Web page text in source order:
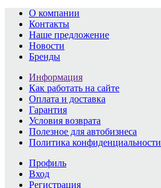
О компании
Контакты
Наше предложение
Новости
Бренды
Информация
Как работать на сайте
Оплата и доставка
Гарантия
Условия возврата
Полезное для автобизнеса
Политика конфиденциальности
Профиль
Вход
Регистрация